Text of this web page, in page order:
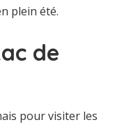
plein été.
de
pour visiter les